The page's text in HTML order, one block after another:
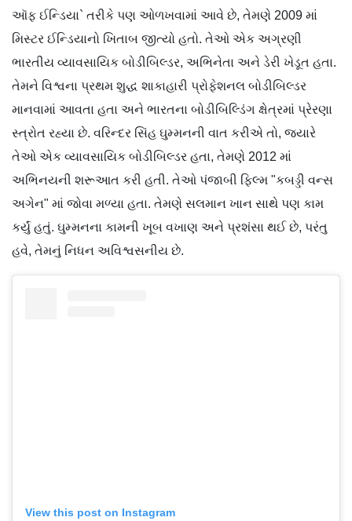
ઑફ ઈન્ડિયા` તરીકે પણ ઓળખવામાં આવે છે, તેમણે 2009 માં
મિસ્ટર ઈન્ડિયાનો ખિતાબ જીત્યો હતો. તેઓ એક અગ્રણી
ભારતીય વ્યાવસાયિક બોડીબિલ્ડર, અભિનેતા અને ડેરી ખેડૂત હતા.
તેમને વિશ્વના પ્રથમ શુદ્ધ શાકાહારી પ્રોફેશનલ બોડીબિલ્ડર
માનવામાં આવતા હતા અને ભારતના બોડીબિલ્ડિંગ ક્ષેત્રમાં પ્રેરણા
સ્ત્રોત રહ્યા છે. વરિન્દર સિંહ ઘુમ્મનની વાત કરીએ તો, જ્યારે
તેઓ એક વ્યાવસાયિક બોડીબિલ્ડર હતા, તેમણે 2012 માં
અભિનયની શરૂઆત કરી હતી. તેઓ પંજાબી ફિલ્મ "કબડ્ડી વન્સ
અગેન" માં જોવા મળ્યા હતા. તેમણે સલમાન ખાન સાથે પણ કામ
કર્યું હતું. ઘુમ્મનના કામની ખૂબ વખાણ અને પ્રશંસા થઈ છે, પરંતુ
હવે, તેમનું નિધન અવિશ્વસનીય છે.
View this post on Instagram